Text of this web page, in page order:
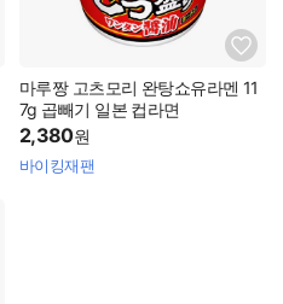
마루짱 고츠모리 완탕쇼유라멘 11
7g 곱빼기 일본 컵라면
2,380원
바이킹재팬